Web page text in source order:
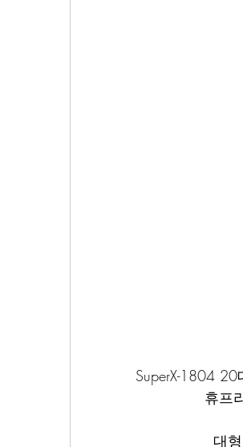
SuperX-1804
휴프
대